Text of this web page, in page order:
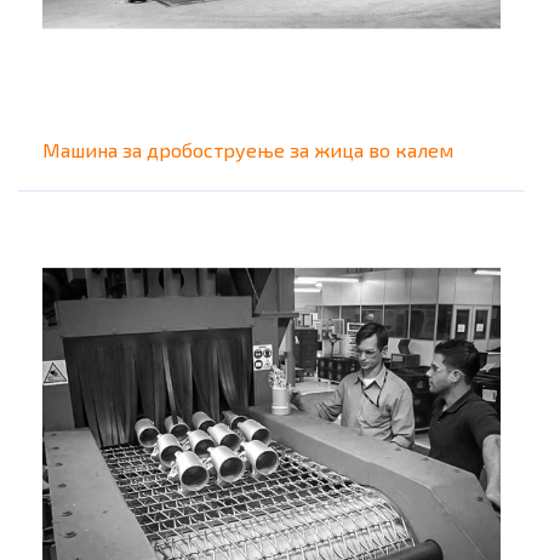
Машина за дробоструење за жица во калем